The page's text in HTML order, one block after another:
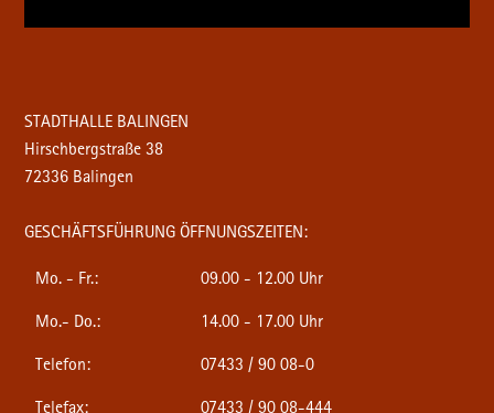
STADTHALLE BALINGEN
Hirschbergstraße 38
72336 Balingen
GESCHÄFTSFÜHRUNG ÖFFNUNGSZEITEN:
Mo. - Fr.: 09.00 - 12.00 Uhr
Mo.- Do.: 14.00 - 17.00 Uhr
Telefon: 07433 / 90 08-0
Telefax: 07433 / 90 08-444